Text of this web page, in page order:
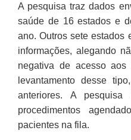
A pesquisa traz dados
saúde de 16 estados e
ano. Outros sete estados
informações, alegando
negativa de acesso
levantamento desse
anteriores. A
procedimentos
pacientes na fila.